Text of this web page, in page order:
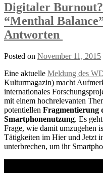
Digitaler
“Menthal
Antworten
Posted on November 11, 2015
Eine aktuelle Meldung des
Kulturmagazin) macht
internationales
mit einem hochrelevanten
potentiellen Fragmentierung
Smartphonenutzung. Es
Frage, wie damit umzugehen
Tätigkeiten im Hier und Jetzt
unterbrechen, um ihr